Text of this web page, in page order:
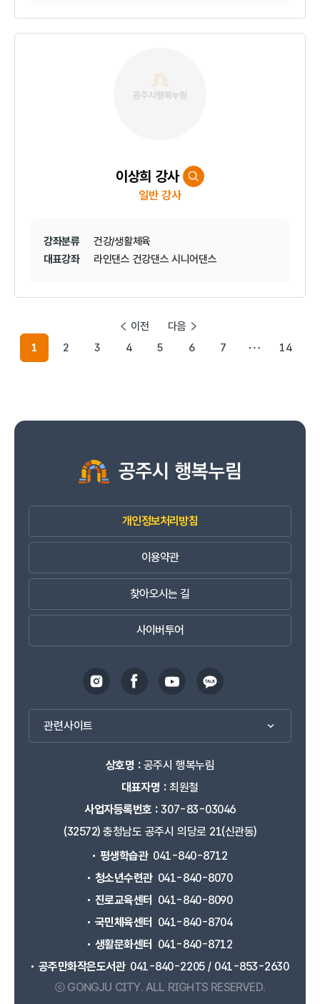
이상희 강사
일반 강사
강좌분류
건강/생활체육
대표강좌
라인댄스 건강댄스 시니어댄스
이전
1
2 3 4 5 6 7 14
다음
개인정보처리방침
이용약관
찾아오시는 길
사이버투어
관련사이트
상호명 :공주시 행복누림
대표자명 :최원철
사업자등록번호 :307-83-03046
(32572) 충청남도 공주시 의당로 21(신관동)
평생학습관 041-840-8712
청소년수련관 041-840-8070
진로교육센터
041-840-8090
국민체육센터
041-840-8704
생활문화센터
041-840-8712
공주만화작은도서관 041-840-2205 / 041-853-2630
ⓒ GONGJU CITY. ALL RIGHTS RESERVED.